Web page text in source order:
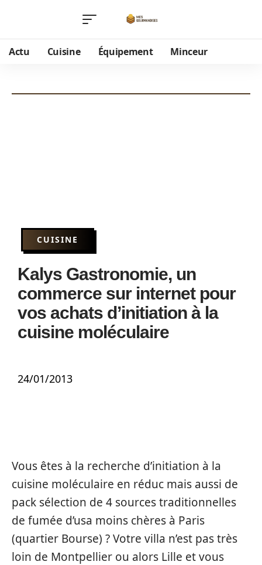
Actu Cuisine Équipement Minceur
CUISINE
Kalys Gastronomie, un
commerce sur internet pour
vos achats d’initiation à la
cuisine moléculaire
24/01/2013
Vous êtes à la recherche d’initiation à la
cuisine moléculaire en réduc mais aussi de
pack sélection de 4 sources traditionnelles
de fumée d’usa moins chères à Paris
(quartier Bourse) ? Votre villa n’est pas très
loin de Montpellier ou alors Lille et vous